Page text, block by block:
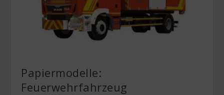
Papiermodelle:
Feuerwehrfahrzeug